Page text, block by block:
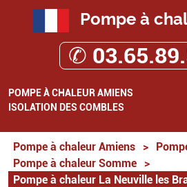
Pompe à
✆
POMPE À CHALEUR AMIENS
ISOLATION DES COMBLES
Pompe à chaleur Amiens >
Pompe à chaleur Somme
>
Pompe à chaleur La Neuville les